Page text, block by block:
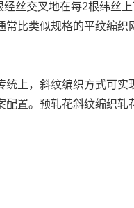
丝交叉地在每2根纬丝
常比类似规格的平纹编织
上，斜纹编织方式可实
置。预轧花斜纹编织